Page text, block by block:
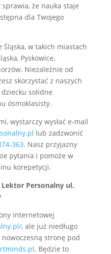
że nauka staje
dla Twojego
Śląska, w takich miastach
Pyskowice,
Niezależnie od
skorzystać z naszych
solidne
ósmoklasisty.
wystarczy wysłać e-mail
lub zadzwonić
363. Nasz przyjazny
pytania i pomoże w
korepetycji.
Personalny ul.
internetowej
, ale już niedługo
stronę pod
. Będzie to